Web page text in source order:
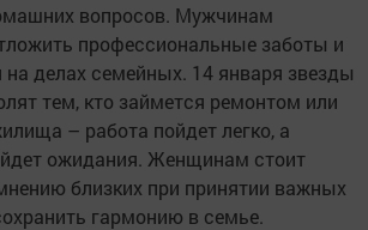
вопросов. Мужчинам
профессиональные заботы и
на делах семейных. 14 января звезды
тем, кто займется ремонтом или
– работа пойдет легко, а
ожидания. Женщинам стоит
близких при принятии важных
гармонию в семье.